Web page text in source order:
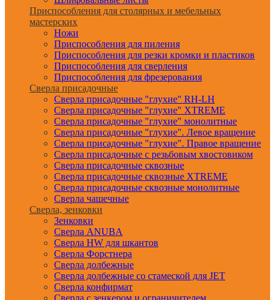
Приспособления для столярных и мебельных
мастерских
Ножи
Приспособления для пиления
Приспособления для резки кромки и пластиков
Приспособления для сверления
Приспособления для фрезерования
Сверла присадочные
Сверла присадочные "глухие" RH-LH
Сверла присадочные "глухие" XTREME
Сверла присадочные "глухие" монолитные
Сверла присадочные "глухие". Левое вращение
Сверла присадочные "глухие". Правое вращение
Сверла присадочные с резьбовым хвостовиком
Сверла присадочные сквозные
Сверла присадочные сквозные XTREME
Сверла присадочные сквозные монолитные
Сверла чашечные
Сверла, зенковки
Зенковки
Сверла ANUBA
Сверла HW для шкантов
Сверла Форстнера
Сверла долбежные
Сверла долбежные со стамеской для JET
Сверла конфирмат
Сверла с зенкером и ограничителем